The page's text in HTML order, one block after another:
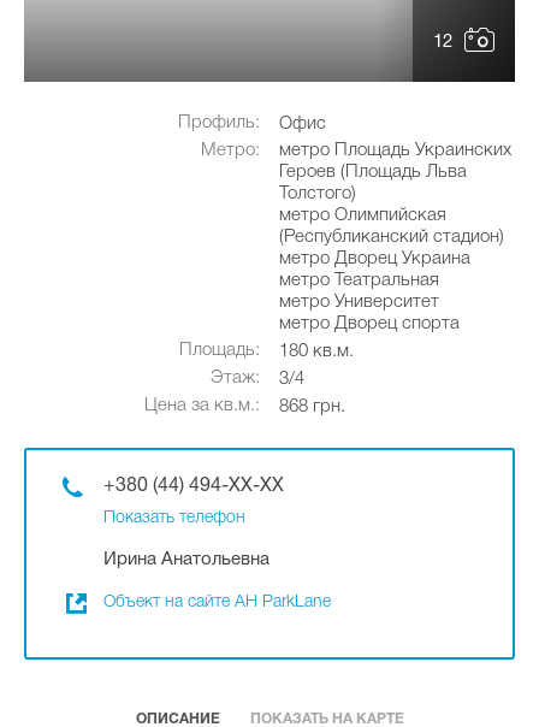
12
Профиль:
Офис
Метро:
метро Площадь Украинских
Героев (Площадь Льва
Толстого)
метро Олимпийская
(Республиканский стадион)
метро Дворец Украина
метро Театральная
метро Университет
метро Дворец спорта
Площадь:
180 кв.м.
Этаж:
3/4
Цена за кв.м.:
868 грн.
+380 (44) 494-XX-XX
Показать телефон
Ирина Анатольевна
Объект на сайте АН ParkLane
ОПИСАНИЕ ПОКАЗАТЬ НА КАРТЕ